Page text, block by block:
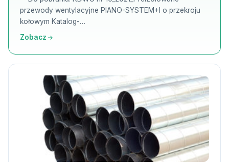
przewody wentylacyjne PIANO-SYSTEM+I o przekroju
kołowym Katalog-…
Zobacz